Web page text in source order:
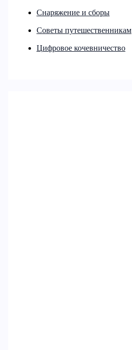
Снаряжение и сборы
Советы путешественникам
Цифровое кочевничество